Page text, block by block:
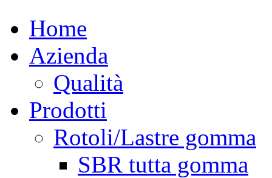
Home
Azienda
Qualità
Prodotti
Rotoli/Lastre gomma
SBR tutta gomma